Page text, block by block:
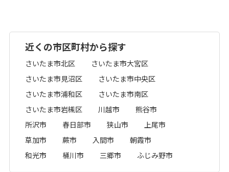
近くの市区町村から探す
さいたま市北区
さいたま市大宮区
さいたま市見沼区
さいたま市中央区
さいたま市浦和区
さいたま市南区
さいたま市岩槻区
川越市
熊谷市
所沢市
春日部市 狭山市
上尾市
草加市
蕨市 入間市
朝霞市
和光市
桶川市 三郷市 ふじみ野市